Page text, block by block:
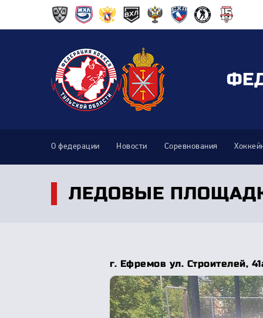
О федерации Новости Соревнования
ЛЕДОВЫЕ
г. Ефремов ул. Строителей,